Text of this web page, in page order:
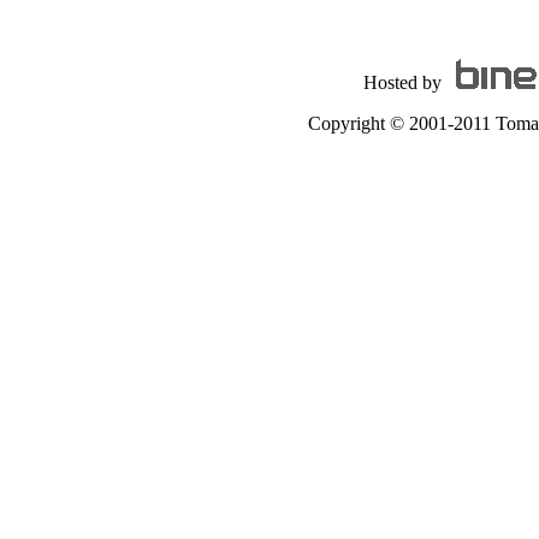
Hosted by
Copyright © 2001-2011